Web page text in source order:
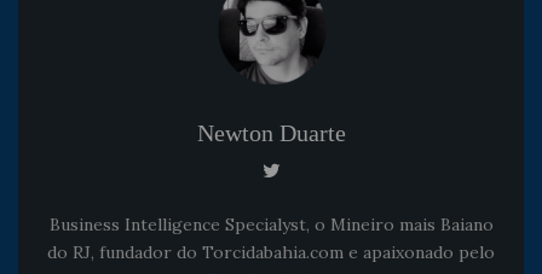
Newton Duarte
Business Intelligence Specialyst, o Mineiro mais Baiano
do RJ, fundador do Torcidabahia.com e apaixonado pelo